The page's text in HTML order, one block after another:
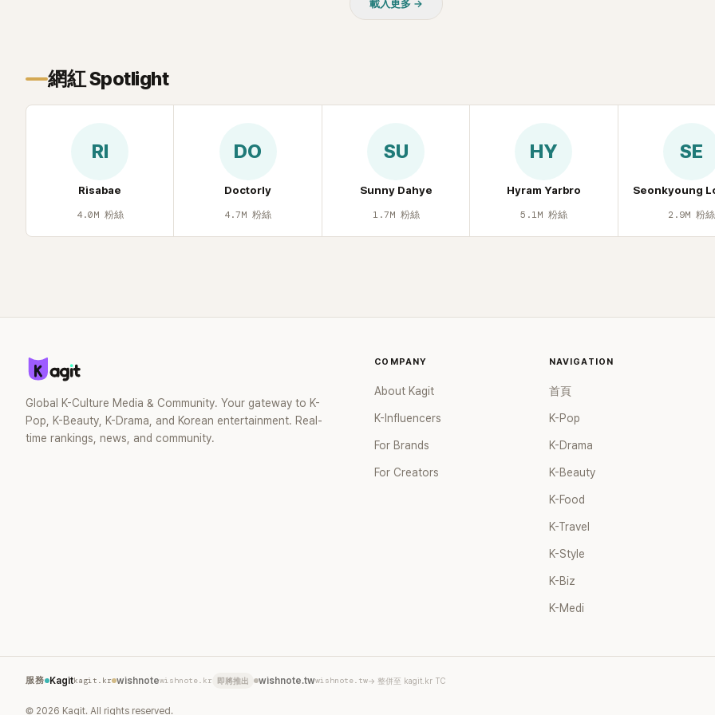
言，當時確實被質疑動過隆胸手術。她回
時隆胸手術幾乎只有「腋下切開」一種方式，
脆把腋下給大家看，證明我根本沒動過。」
笑。 事實上，早在 2006 年，李智惠就為
了證明自己沒有「隆乳」，真的召開了一場泳
去」的直率性格。其實她過去也曾在 SBS
節目《脫掉鞋子恢單4Men》 中，親自公開
重提這段至今仍被粉絲視為黑歷史代表作
的事件。 回顧李智惠的演藝路，她於
1998 年以混聲團體 S#arp 成員身分出
滿。如今除了持續活躍於綜藝節目，她經
營的 YouTube 頻道也即將突破百萬訂閱，
二春。
載入更多 →
網紅 Spotlight
RI
Risabae
4.0M 粉絲
DO
Doctorly
4.7M 粉絲
SU
Sunny Dahye
1.7M 粉絲
HY
Hyram Yarbro
5.1M 粉絲
SE
Seonkyoung
2.9M 粉絲
Global K-Culture Media & Community. Your gateway to K-
Pop, K-Beauty, K-Drama, and Korean entertainment. Real-
time rankings, news, and community.
COMPANY
About Kagit
K-Influencers
For Brands
For Creators
NAVIGATION
首頁
K-Pop
K-Drama
K-Beauty
K-Food
K-Travel
K-Style
K-Biz
K-Medi
服務 Kagitkagit.kr wishnotewishnote.kr 即將推出 wishnote.twwishnote.tw→ 整併至 kagit.kr TC
© 2026 Kagit. All rights reserved.